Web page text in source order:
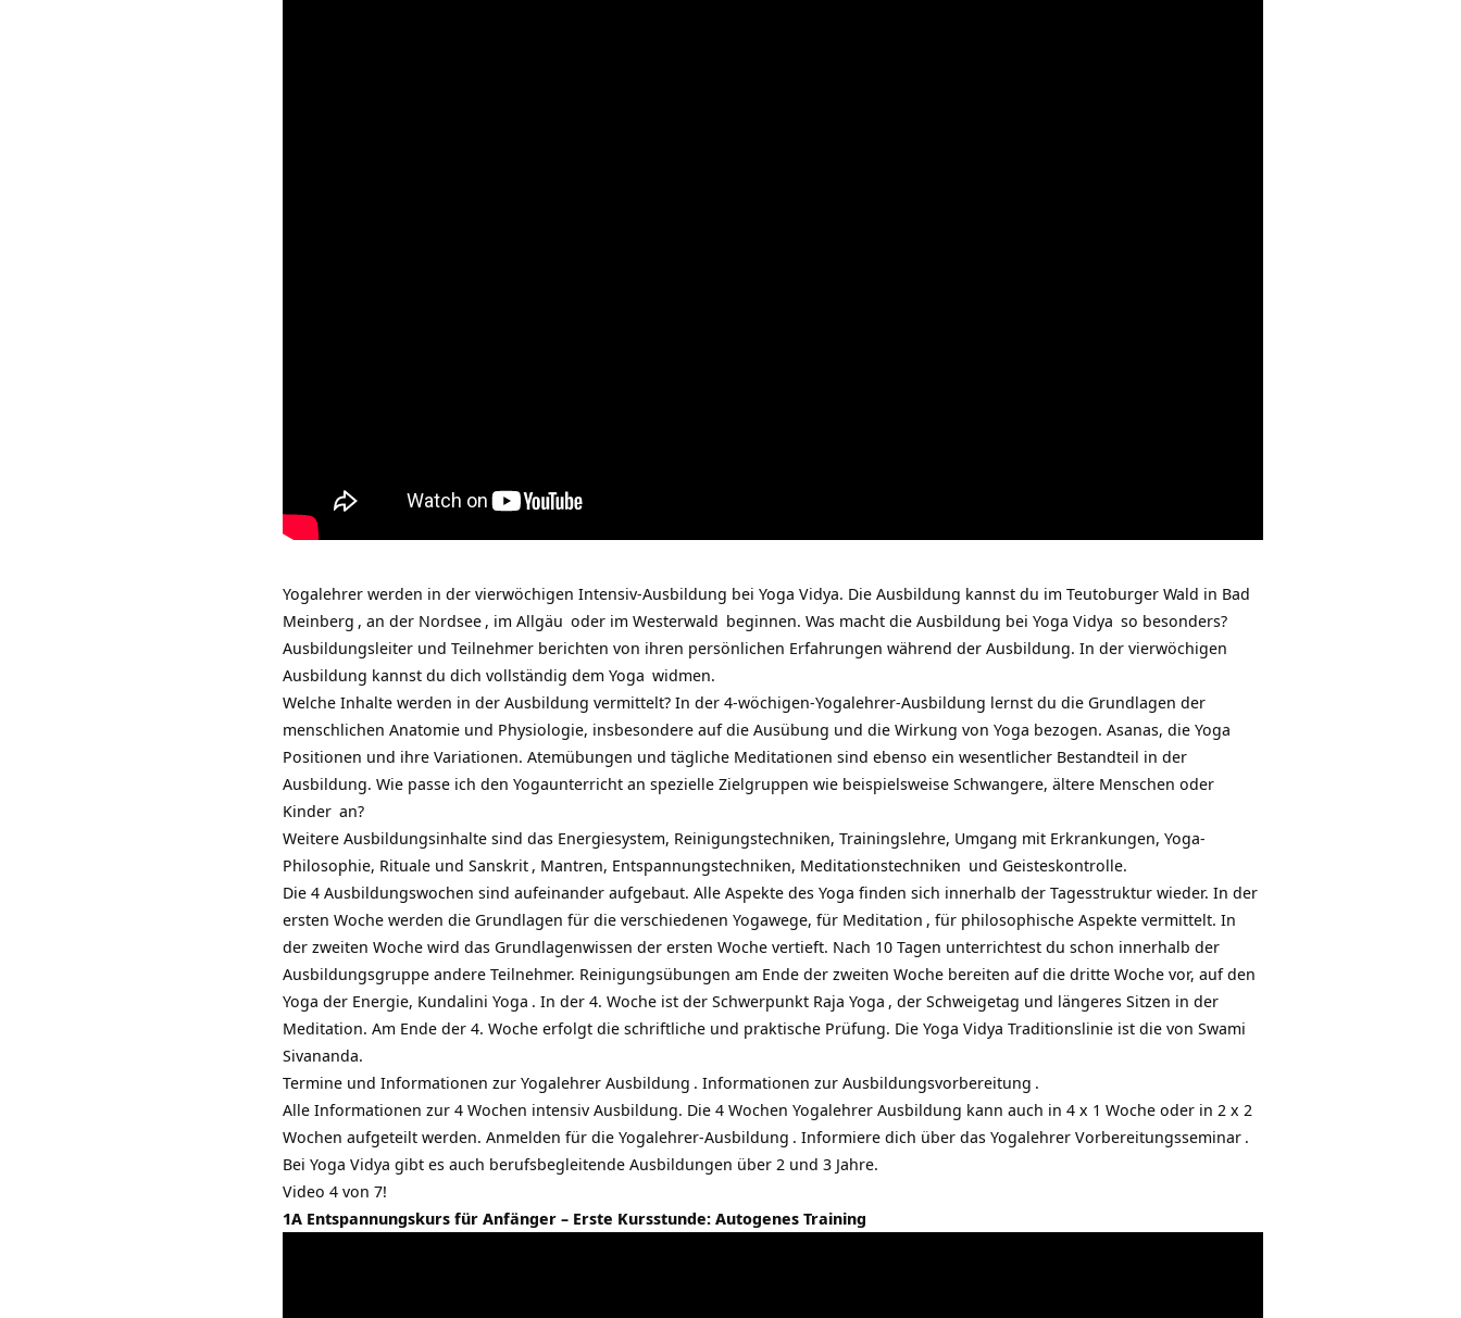
Yogalehrer werden in der vierwöchigen Intensiv-Ausbildung bei Yoga Vidya. Die Ausbildung kannst du im Teutoburger Wald in Bad
Meinberg , an der Nordsee , im Allgäu oder im Westerwald beginnen. Was macht die Ausbildung bei Yoga Vidya so besonders?
Ausbildungsleiter und Teilnehmer berichten von ihren persönlichen Erfahrungen während der Ausbildung. In der vierwöchigen
Ausbildung kannst du dich vollständig dem Yoga widmen.
Welche Inhalte werden in der Ausbildung vermittelt? In der 4-wöchigen-Yogalehrer-Ausbildung lernst du die Grundlagen der
menschlichen Anatomie und Physiologie, insbesondere auf die Ausübung und die Wirkung von Yoga bezogen. Asanas, die Yoga
Positionen und ihre Variationen. Atemübungen und tägliche Meditationen sind ebenso ein wesentlicher Bestandteil in der
Ausbildung. Wie passe ich den Yogaunterricht an spezielle Zielgruppen wie beispielsweise Schwangere, ältere Menschen oder
Kinder an?
Weitere Ausbildungsinhalte sind das Energiesystem, Reinigungstechniken, Trainingslehre, Umgang mit Erkrankungen, Yoga-
Philosophie, Rituale und Sanskrit , Mantren, Entspannungstechniken, Meditationstechniken und Geisteskontrolle.
Die 4 Ausbildungswochen sind aufeinander aufgebaut. Alle Aspekte des Yoga finden sich innerhalb der Tagesstruktur wieder. In der
ersten Woche werden die Grundlagen für die verschiedenen Yogawege, für Meditation , für philosophische Aspekte vermittelt. In
der zweiten Woche wird das Grundlagenwissen der ersten Woche vertieft. Nach 10 Tagen unterrichtest du schon innerhalb der
Ausbildungsgruppe andere Teilnehmer. Reinigungsübungen am Ende der zweiten Woche bereiten auf die dritte Woche vor, auf den
Yoga der Energie, Kundalini Yoga . In der 4. Woche ist der Schwerpunkt Raja Yoga , der Schweigetag und längeres Sitzen in der
Meditation. Am Ende der 4. Woche erfolgt die schriftliche und praktische Prüfung. Die Yoga Vidya Traditionslinie ist die von Swami
Sivananda.
Termine und Informationen zur Yogalehrer Ausbildung . Informationen zur Ausbildungsvorbereitung .
Alle Informationen zur 4 Wochen intensiv Ausbildung. Die 4 Wochen Yogalehrer Ausbildung kann auch in 4 x 1 Woche oder in 2 x 2
Wochen aufgeteilt werden. Anmelden für die Yogalehrer-Ausbildung . Informiere dich über das Yogalehrer Vorbereitungsseminar .
Bei Yoga Vidya gibt es auch berufsbegleitende Ausbildungen über 2 und 3 Jahre.
Video 4 von 7!
1A Entspannungskurs für Anfänger – Erste Kursstunde: Autogenes Training